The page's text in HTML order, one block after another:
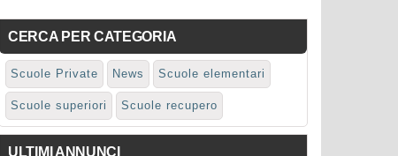
CERCA PER CATEGORIA
Scuole Private News Scuole elementari
Scuole superiori Scuole recupero
ULTIMI ANNUNCI